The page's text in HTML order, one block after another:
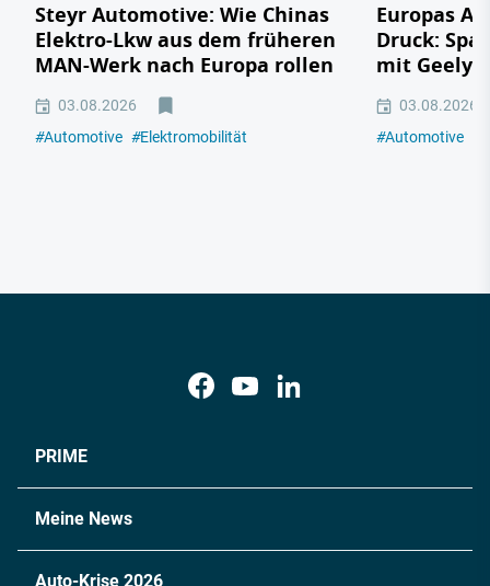
Steyr Automotive: Wie Chinas
Elektro-Lkw aus dem früheren
MAN-Werk nach Europa rollen
03.08.2026
#Automotive #Elektromobilität
Europas
Druck:
mit Geely,
03.08.2026
#Automotive
PRIME
Meine News
Auto-Krise 2026